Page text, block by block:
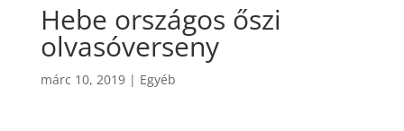
Hebe országos őszi
olvasóverseny
márc 10, 2019| Egyéb